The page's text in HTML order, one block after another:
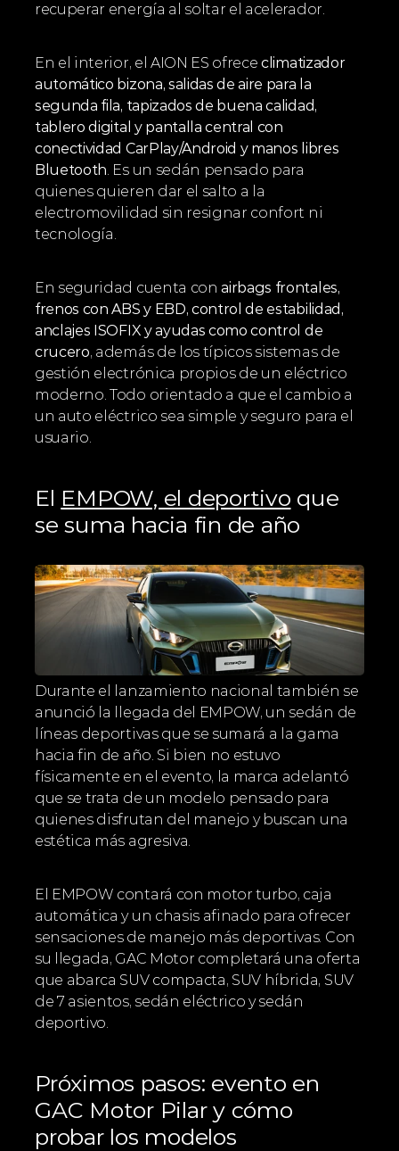
recuperar energía al soltar el acelerador.
En el interior, el AION ES ofrece climatizador
automático bizona, salidas de aire para la
segunda fila, tapizados de buena calidad,
tablero digital y pantalla central con
conectividad CarPlay/Android y manos libres
Bluetooth. Es un sedán pensado para
quienes quieren dar el salto a la
electromovilidad sin resignar confort ni
tecnología.
En seguridad cuenta con airbags frontales,
frenos con ABS y EBD, control de estabilidad,
anclajes ISOFIX y ayudas como control de
crucero, además de los típicos sistemas de
gestión electrónica propios de un eléctrico
moderno. Todo orientado a que el cambio a
un auto eléctrico sea simple y seguro para el
usuario.
El EMPOW, el deportivo que
se suma hacia fin de año
Durante el lanzamiento nacional también se
anunció la llegada del EMPOW, un sedán de
líneas deportivas que se sumará a la gama
hacia fin de año. Si bien no estuvo
físicamente en el evento, la marca adelantó
que se trata de un modelo pensado para
quienes disfrutan del manejo y buscan una
estética más agresiva.
El EMPOW contará con motor turbo, caja
automática y un chasis afinado para ofrecer
sensaciones de manejo más deportivas. Con
su llegada, GAC Motor completará una oferta
que abarca SUV compacta, SUV híbrida, SUV
de 7 asientos, sedán eléctrico y sedán
deportivo.
Próximos pasos: evento en
GAC Motor Pilar y cómo
probar los modelos